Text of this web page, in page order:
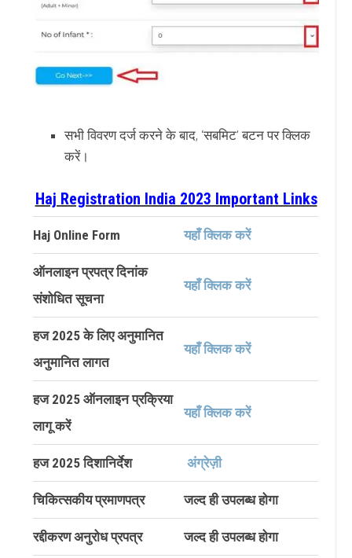
सभी विवरण दर्ज करने के बाद, ‘सबमिट’ बटन पर क्लिक
करें।
Haj Registration India 2023 Important Links
Haj Online Form यहाँ क्लिक करें
ऑनलाइन प्रपत्र दिनांक
संशोधित सूचना
यहाँ क्लिक करें
हज 2025 के लिए अनुमानित
अनुमानित लागत
यहाँ क्लिक करें
हज 2025 ऑनलाइन प्रक्रिया
लागू करें
यहाँ क्लिक करें
हज 2025 दिशानिर्देश अंग्रेज़ी
चिकित्सकीय प्रमाणपत्र जल्द ही उपलब्ध होगा
रद्दीकरण अनुरोध प्रपत्र जल्द ही उपलब्ध होगा